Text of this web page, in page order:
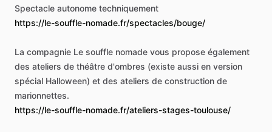
Spectacle autonome techniquement
https://le-souffle-nomade.fr/spectacles/bouge/
La compagnie Le souffle nomade vous propose également
des ateliers de théâtre d'ombres (existe aussi en version
spécial Halloween) et des ateliers de construction de
marionnettes.
https://le-souffle-nomade.fr/ateliers-stages-toulouse/